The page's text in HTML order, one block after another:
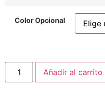
Color Opcional
Añadir al carrito